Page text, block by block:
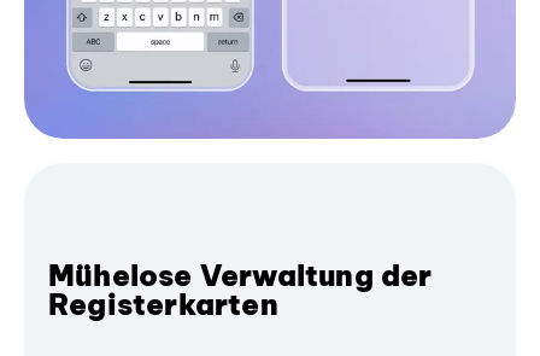
Mühelose Verwaltung der
Registerkarten